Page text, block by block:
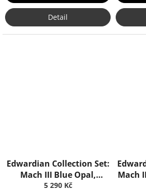
Detail
Edwardian Collection Set:
Mach III Blue Opal,
Truefitt & Hill
5 290 Kč
Mach